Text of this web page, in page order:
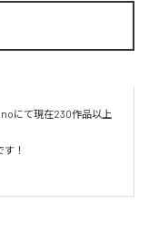
にて現在230作品以上
！